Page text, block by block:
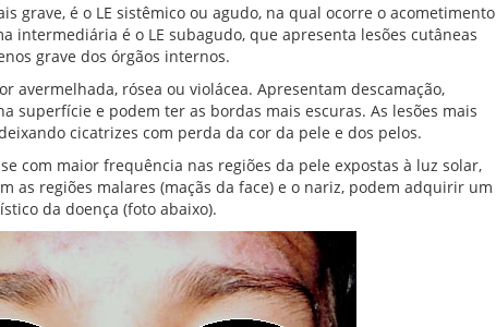
grave, é o LE sistêmico ou agudo, na qual ocorre o acometimento
intermediária é o LE subagudo, que apresenta lesões cutâneas
grave dos órgãos internos.
avermelhada, rósea ou violácea. Apresentam descamação,
superfície e podem ter as bordas mais escuras. As lesões mais
cicatrizes com perda da cor da pele e dos pelos.
com maior frequência nas regiões da pele expostas à luz solar,
as regiões malares (maçãs da face) e o nariz, podem adquirir um
da doença (foto abaixo).